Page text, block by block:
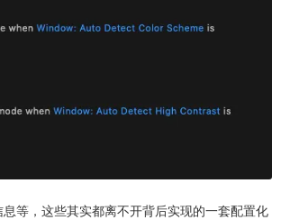
等，这些其实都离不开背后实现的一套配置化